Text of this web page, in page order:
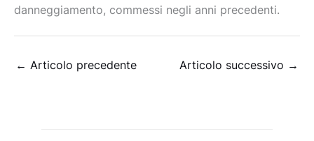
danneggiamento, commessi negli anni precedenti.
← Articolo precedente Articolo successivo →